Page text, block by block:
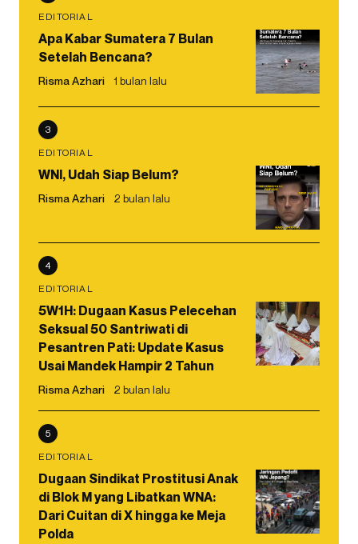
EDITORIAL
Apa Kabar Sumatera 7 Bulan
Setelah Bencana?
Risma Azhari 1 bulan lalu
3
EDITORIAL
WNI, Udah Siap Belum?
Risma Azhari 2 bulan lalu
4
EDITORIAL
5W1H: Dugaan Kasus Pelecehan
Seksual 50 Santriwati di
Pesantren Pati: Update Kasus
Usai Mandek Hampir 2 Tahun
Risma Azhari 2 bulan lalu
5
EDITORIAL
Dugaan Sindikat Prostitusi Anak
di Blok M yang Libatkan WNA:
Dari Cuitan di X hingga ke Meja
Polda